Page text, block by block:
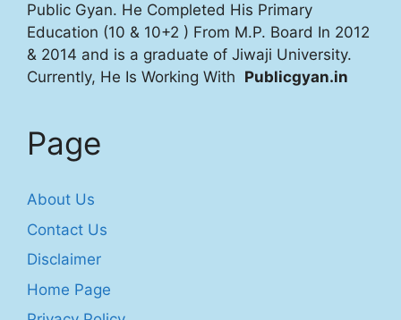
Public Gyan. He Completed His Primary
Education (10 & 10+2 ) From M.P. Board In 2012
& 2014 and is a graduate of Jiwaji University.
Currently, He Is Working With Publicgyan.in
Page
About Us
Contact Us
Disclaimer
Home Page